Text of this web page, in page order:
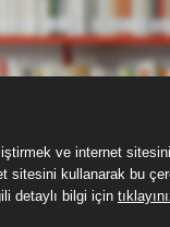
ve internet
sitesini kullanarak bu
detaylı bilgi için